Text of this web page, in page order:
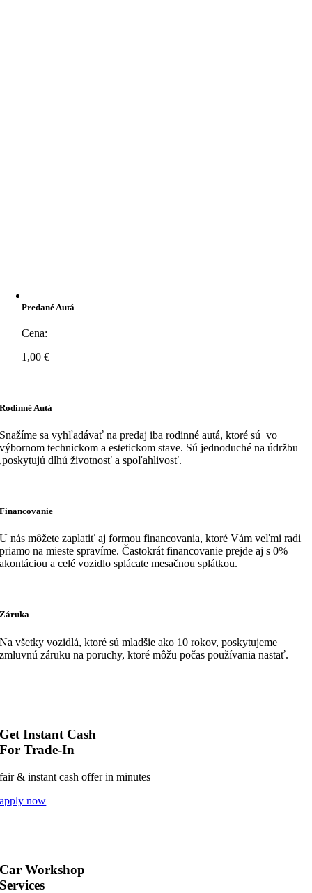
Predané Autá
Cena:
1,00€
Rodinné Autá
Snažíme sa vyhľadávať na predaj iba rodinné autá, ktoré sú vo
výbornom technickom a estetickom stave. Sú jednoduché na údržbu
,poskytujú dlhú životnosť a spoľahlivosť.
Financovanie
U nás môžete zaplatiť aj formou financovania, ktoré Vám veľmi radi
priamo na mieste spravíme. Častokrát financovanie prejde aj s 0%
akontáciou a celé vozidlo splácate mesačnou splátkou.
Záruka
Na všetky vozidlá, ktoré sú mladšie ako 10 rokov, poskytujeme
zmluvnú záruku na poruchy, ktoré môžu počas používania nastať.
Get Instant Cash
For Trade-In
fair & instant cash offer in minutes
apply now
Car Workshop
Services